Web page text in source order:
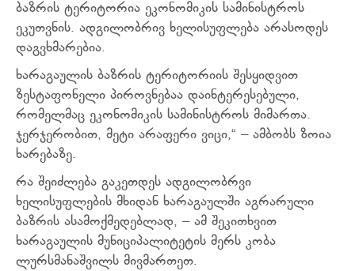
ბაზრის ტერიტორია ეკონომიკის სამინისტროს
ეკუთვნის. ადგილობრივ ხელისუფლება არასოდეს
დაგვხმარებია.
ხარაგაულის ბაზრის ტერიტორიის შესყიდვით
ზესტაფონელი პიროვნებაა დაინტერესებული,
რომელმაც ეკონომიკის სამინისტროს მიმართა.
ჯერჯერობით, მეტი არაფერი ვიცი,“ – ამბობს ზოია
ხარებაზე.
რა შეიძლება გაკეთდეს ადგილობრვი
ხელისუფლების მხიდან ხარაგაულში აგრარული
ბაზრის ასამოქმედებლად, – ამ შეკითხვით
ხარაგაულის მუნიციპალიტეტის მერს კობა
ლურსმანაშვილს მივმართეთ.